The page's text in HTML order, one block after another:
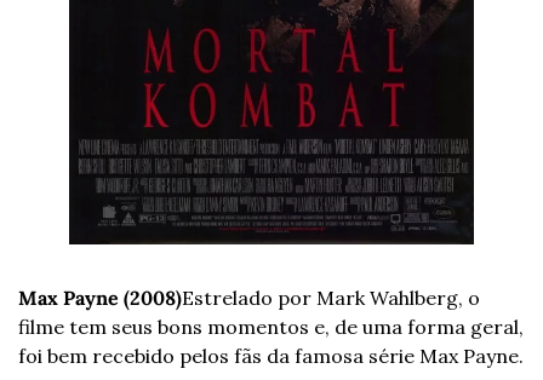
Max Payne (2008)Estrelado por Mark Wahlberg, o
filme tem seus bons momentos e, de uma forma geral,
foi bem recebido pelos fãs da famosa série Max Payne.